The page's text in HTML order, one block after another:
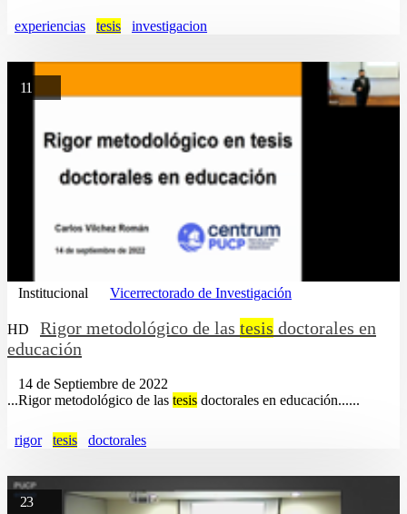
experiencias tesis investigacion
11
Institucional Vicerrectorado de Investigación
HD Rigor metodológico de las tesis doctorales en
educación
14 de Septiembre de 2022
...Rigor metodológico de las tesis doctorales en educación......
rigor tesis doctorales
23